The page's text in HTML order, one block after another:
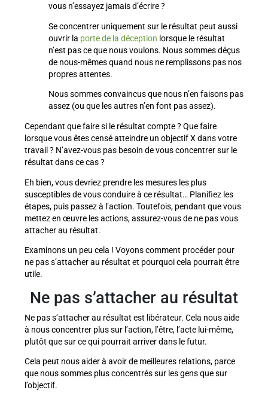
vous n’essayez jamais d’écrire ?
Se concentrer uniquement sur le résultat peut aussi
ouvrir la porte de la déception lorsque le résultat
n’est pas ce que nous voulons. Nous sommes déçus
de nous-mêmes quand nous ne remplissons pas nos
propres attentes.
Nous sommes convaincus que nous n’en faisons pas
assez (ou que les autres n’en font pas assez).
Cependant que faire si le résultat compte ? Que faire
lorsque vous êtes censé atteindre un objectif X dans votre
travail ? N’avez-vous pas besoin de vous concentrer sur le
résultat dans ce cas ?
Eh bien, vous devriez prendre les mesures les plus
susceptibles de vous conduire à ce résultat… Planifiez les
étapes, puis passez à l’action. Toutefois, pendant que vous
mettez en œuvre les actions, assurez-vous de ne pas vous
attacher au résultat.
Examinons un peu cela ! Voyons comment procéder pour
ne pas s’attacher au résultat et pourquoi cela pourrait être
utile.
Ne pas s’attacher au résultat
Ne pas s’attacher au résultat est libérateur. Cela nous aide
à nous concentrer plus sur l’action, l’être, l’acte lui-même,
plutôt que sur ce qui pourrait arriver dans le futur.
Cela peut nous aider à avoir de meilleures relations, parce
que nous sommes plus concentrés sur les gens que sur
l’objectif.